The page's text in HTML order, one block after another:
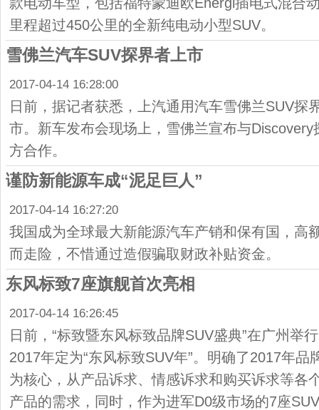
里程超过450公里的全新纯电动小型SUV。
雪佛兰汽车SUV探界者上市
2017-04-14 16:28:00
日前，据记者获悉，上汽通用汽车雪佛兰SUV探
市。新车发布会现场上，雪佛兰宣布与
方合作。
谨防新能源车成“泥足巨人”
2017-04-14 16:27:20
我国成为全球最大新能源汽车产销和保有国，高
而走险，不惜通过造假骗取财政补贴资金。
东风标致7座旗舰首次亮相
2017-04-14 16:26:45
日前，“标致暨东风标致品牌SUV盛典”在广州举
2017年定为“东风标致SUV年”。明确了2017年品
为核心，从产品诉求、情感诉求和购买诉求等各
产品的需求，同时，作为进军D0级市场的7座